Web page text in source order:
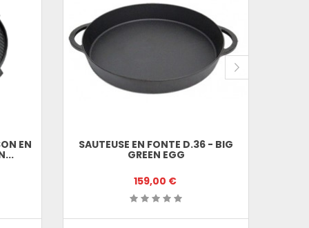
EN SAUTEUSE EN FONTE D.36 - BIG
GREEN EGG
159,00 €